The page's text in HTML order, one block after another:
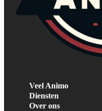
Veel Animo
Diensten
Over ons